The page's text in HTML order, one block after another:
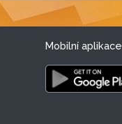
Mobilní aplikace